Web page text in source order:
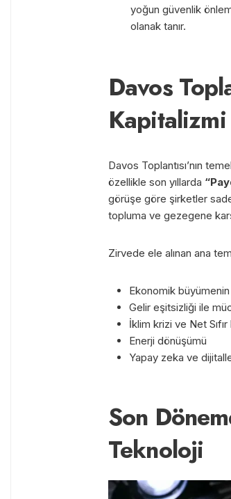
yoğun güvenlik
olanak tanır.
Davos
Kapitalizmi
Davos Toplantısı’nın
özellikle son yıllarda
görüşe göre şirketler
topluma ve gezegene
Zirvede ele alınan ana
Ekonomik
Gelir eşitsizliği ile
İklim krizi ve Net
Enerji dönüşümü
Yapay zeka ve
Son
Teknoloji